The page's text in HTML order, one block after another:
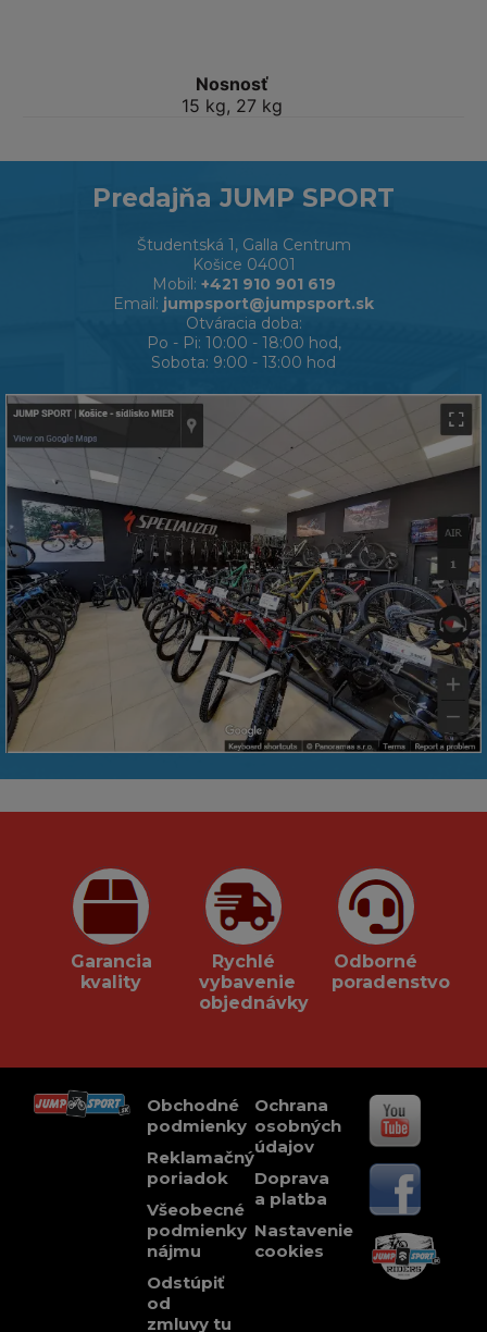
Nosnosť
15 kg, 27 kg
Predajňa JUMP SPORT
Študentská 1, Galla Centrum
Košice 04001
Mobil: +421 910 901 619
Email: jumpsport@jumpsport.sk
Otváracia doba:
Po - Pi: 10:00 - 18:00 hod,
Sobota: 9:00 - 13:00 hod
Garancia
kvality
Rychlé
vybavenie
objednávky
Odborné
poradenstvo
Obchodné
podmienky
Reklamačný
poriadok
Všeobecné
podmienky
nájmu
Odstúpiť
od
zmluvy tu
Ochrana
osobných
údajov
Doprava
a platba
Nastavenie
cookies